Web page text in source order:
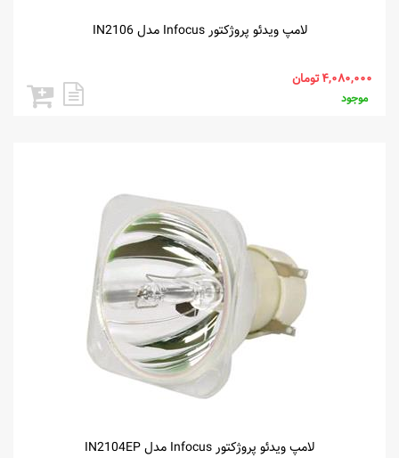
لامپ ویدئو پروژکتور Infocus مدل IN2106
موجود
لامپ ویدئو پروژکتور Infocus مدل IN2104EP